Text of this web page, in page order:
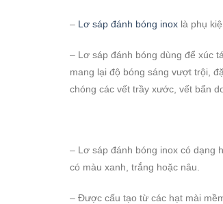
– Lơ sáp đánh bóng inox là phụ
– Lơ sáp đánh bóng dùng để xúc
mang lại độ bóng sáng vượt trội,
chóng các vết trầy xước, vết bẩn
– Lơ sáp đánh bóng inox có dạng
có màu xanh, trắng hoặc nâu.
– Được cấu tạo từ các hạt mài